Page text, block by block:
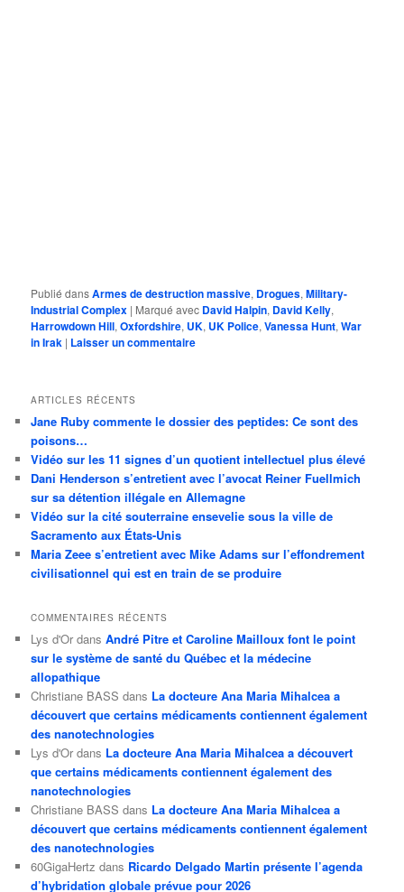
Publié dansArmes de destruction massive, Drogues,Military-
Industrial Complex | Marqué avec David Halpin, David Kelly,
Harrowdown Hill,Oxfordshire, UK, UK Police,Vanessa Hunt,War
in Irak | Laisser un commentaire
ARTICLES RÉCENTS
Jane Ruby commente le dossier des peptides: Ce sont des
poisons…
Vidéo sur les 11 signes d’un quotient intellectuel plus élevé
Dani Henderson s’entretient avec l’avocat Reiner Fuellmich
sur sa détention illégale en Allemagne
Vidéo sur la cité souterraine ensevelie sous la ville de
Sacramento aux États-Unis
Maria Zeee s’entretient avec Mike Adams sur l’effondrement
civilisationnel qui est en train de se produire
COMMENTAIRES RÉCENTS
Lys d'Or dansAndré Pitre et Caroline Mailloux font le point
sur le système de santé du Québec et la médecine
allopathique
Christiane BASS dans La docteure Ana Maria Mihalcea a
découvert que certains médicaments contiennent également
des nanotechnologies
Lys d'Or dans La docteure Ana Maria Mihalcea a découvert
que certains médicaments contiennent également des
nanotechnologies
Christiane BASS dans La docteure Ana Maria Mihalcea a
découvert que certains médicaments contiennent également
des nanotechnologies
60GigaHertz dans Ricardo Delgado Martin présente l’agenda
d’hybridation globale prévue pour 2026